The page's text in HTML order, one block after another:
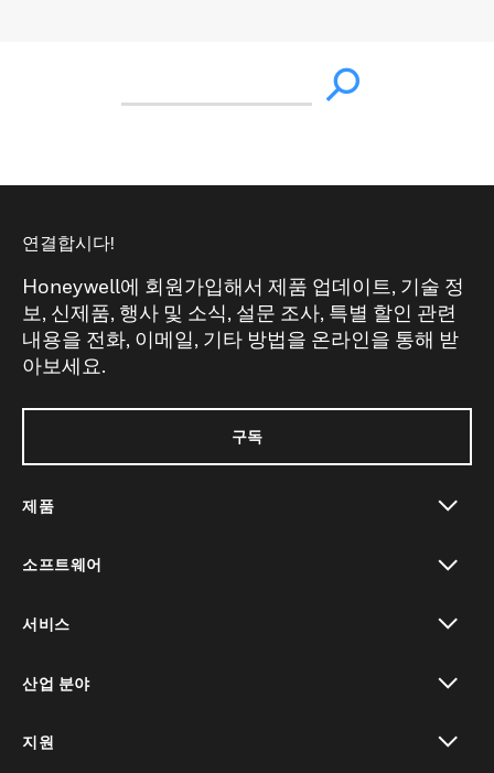
연결합시다!
Honeywell에 회원가입해서 제품 업데이트, 기술 정
보, 신제품, 행사 및 소식, 설문 조사, 특별 할인 관련
내용을 전화, 이메일, 기타 방법을 온라인을 통해 받
아보세요.
구독
제품
소프트웨어
서비스
산업 분야
지원